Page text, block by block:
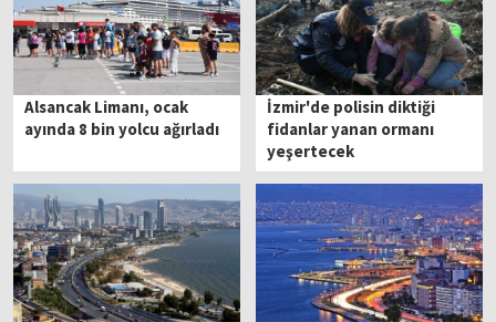
Alsancak Limanı, ocak
ayında 8 bin yolcu ağırladı
İzmir'de polisin diktiği
fidanlar yanan ormanı
yeşertecek